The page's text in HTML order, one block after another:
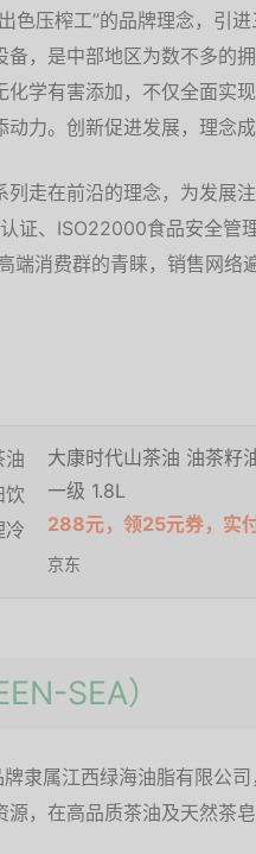
色压榨工”的品牌理念，引
备，是中部地区为数不多的
学有害添加，不仅全面实
动力。创新促进发展，理念
列走在前沿的理念，为发展
证、ISO22000食品安全管
端消费群的青睐，销售网络
大康时代山茶油 油茶籽
一级 1.8L
288元，领25元券，实
京东
SEA）
隶属江西绿海油脂有限公
源，在高品质茶油及天然茶